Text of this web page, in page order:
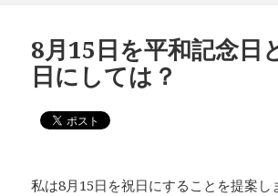
8月15日を平和記念日
日にしては？
私は8月15日を祝日にすることを提案し